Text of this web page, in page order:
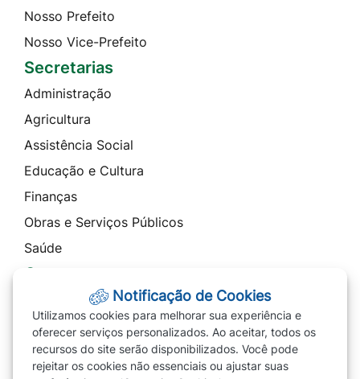
Nosso Prefeito
Nosso Vice-Prefeito
Secretarias
Administração
Agricultura
Assistência Social
Educação e Cultura
Finanças
Obras e Serviços Públicos
Saúde
Contato
Ouvidoria
SIC
Notificação de Cookies
Utilizamos cookies para melhorar sua experiência e
oferecer serviços personalizados. Ao aceitar, todos os
recursos do site serão disponibilizados. Você pode
rejeitar os cookies não essenciais ou ajustar suas